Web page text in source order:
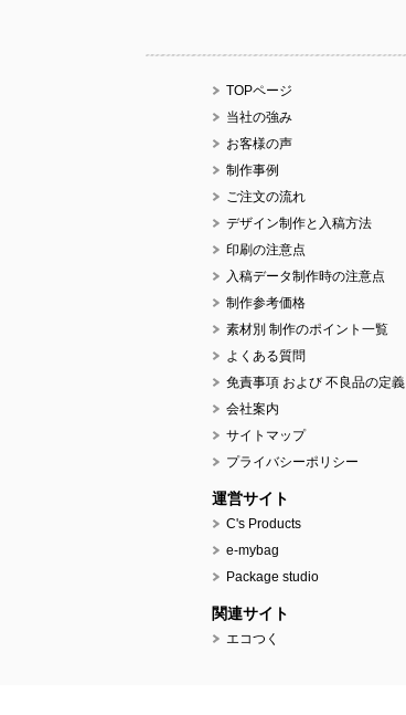
TOPページ
当社の強み
お客様の声
制作事例
ご注文の流れ
デザイン制作と入稿方法
印刷の注意点
入稿データ制作時の注意点
制作参考価格
素材別 制作のポイント一覧
よくある質問
免責事項 および 不良品の定義
会社案内
サイトマップ
プライバシーポリシー
運営サイト
C's Products
e-mybag
Package studio
関連サイト
エコつく